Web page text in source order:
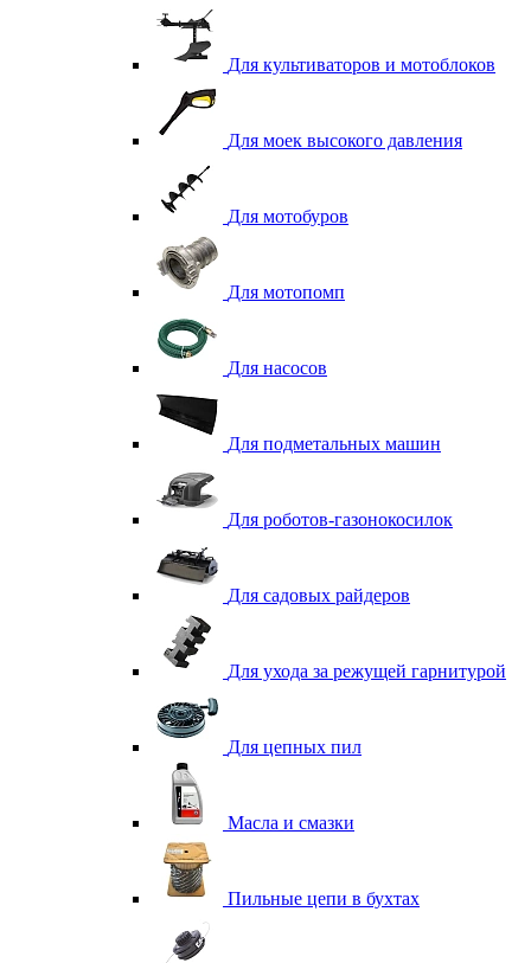
Для культиваторов и мотоблоков
Для моек высокого давления
Для мотобуров
Для мотопомп
Для насосов
Для подметальных машин
Для роботов-газонокосилок
Для садовых райдеров
Для ухода за режущей гарнитурой
Для цепных пил
Масла и смазки
Пильные цепи в бухтах